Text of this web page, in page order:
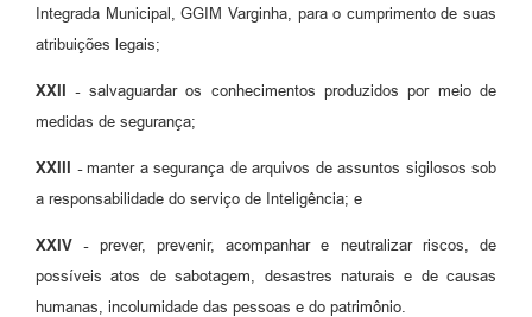
Integrada Municipal, GGIM Varginha, para o cumprimento de suas
atribuições legais;
XXII -salvaguardar os conhecimentos produzidos por meio de
medidas de segurança;
XXIII -manter a segurança de arquivos de assuntos sigilosos sob
a responsabilidade do serviço de Inteligência; e
XXIV -prever, prevenir, acompanhar e neutralizar riscos, de
possíveis atos de sabotagem, desastres naturais e de causas
humanas, incolumidade das pessoas e do patrimônio.